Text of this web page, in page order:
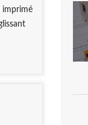
imprimé